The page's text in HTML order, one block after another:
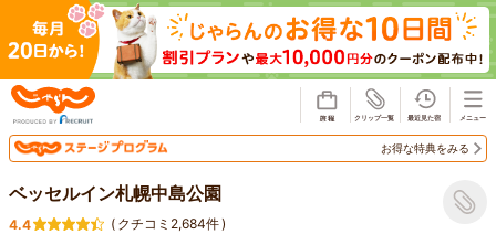
お得な特典をみる
ベッセルイン札幌中島公園
4.4 ( クチコミ2,684件)